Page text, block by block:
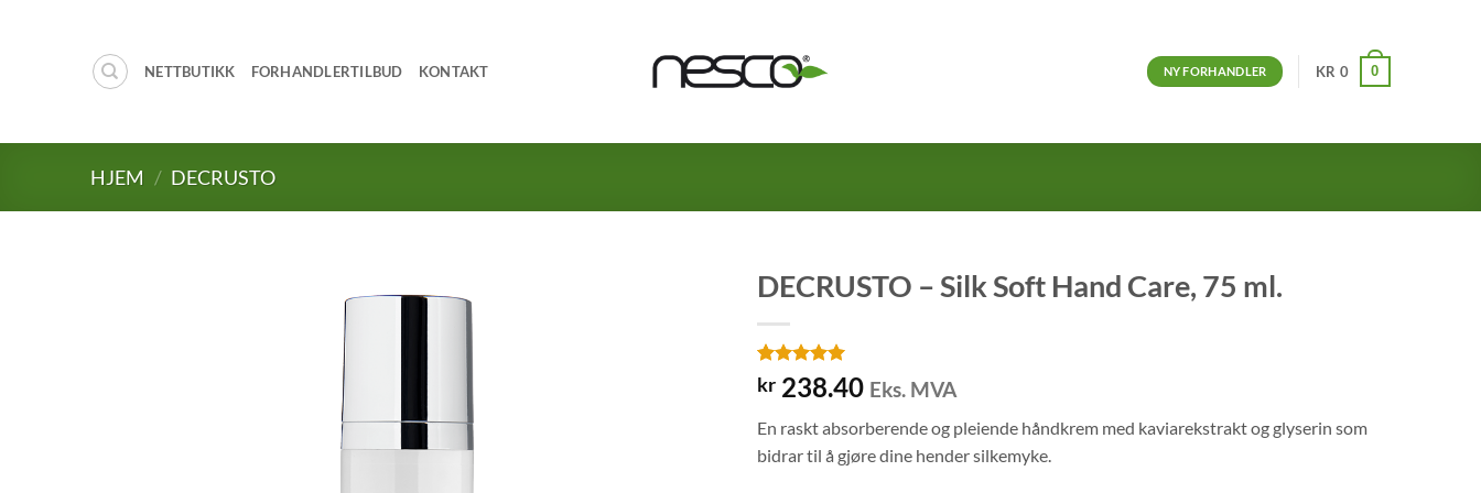
NETTBUTIKK FORHANDLERTILBUD KONTAKT NY FORHANDLER KR 0 0
HJEM / DECRUSTO
DECRUSTO – Silk Soft Hand Care, 75 ml.
Vurdert
4.92av 5
13
kundevurderinger
kr 238.40 Eks. MVA
En raskt absorberende og pleiende håndkrem med kaviarekstrakt og glyserin som
bidrar til å gjøre dine hender silkemyke.